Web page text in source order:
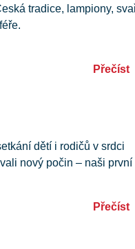
tradice, lampiony,
Přečíst
dětí i rodičů v srdci
nový počin – naši první
Přečíst